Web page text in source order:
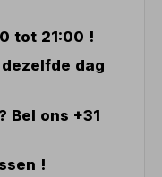
tot 21:00 !
dag
Bel ons +31
!